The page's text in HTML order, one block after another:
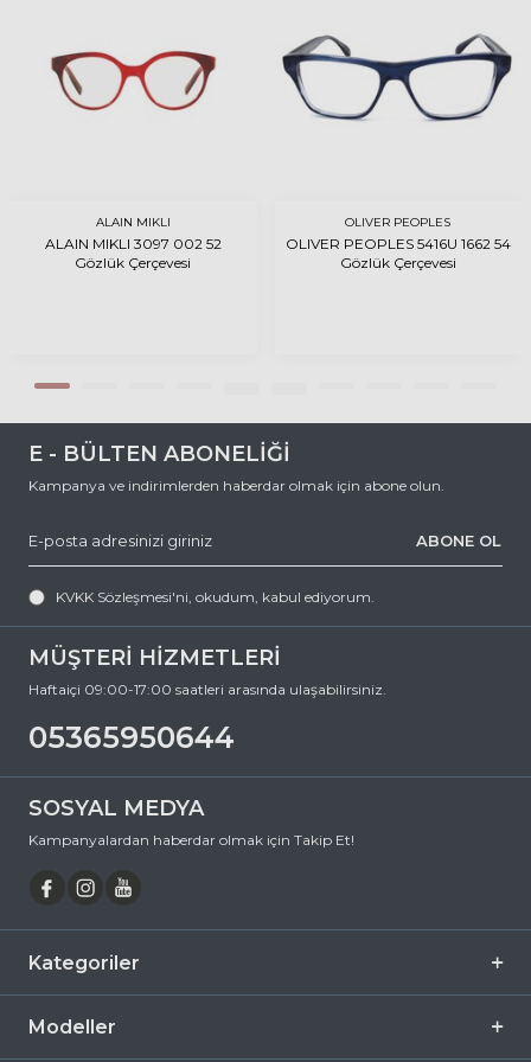
ALAIN MIKLI
ALAIN MIKLI 3097 002 52
Gözlük Çerçevesi
OLIVER PEOPLES
OLIVER PEOPLES 5416U 1662 54
Gözlük Çerçevesi
MÜŞTERİ HİZMETLERİ
Haftaiçi 09:00-17:00 saatleri arasında ulaşabilirsiniz.
05365950644
E - BÜLTEN ABONELİĞİ
Kampanya ve indirimlerden haberdar olmak için abone olun.
ABONE OL
KVKK Sözleşmesi'ni , okudum, kabul ediyorum.
SOSYAL MEDYA
Kampanyalardan haberdar olmak için Takip Et!
Kategoriler
Modeller